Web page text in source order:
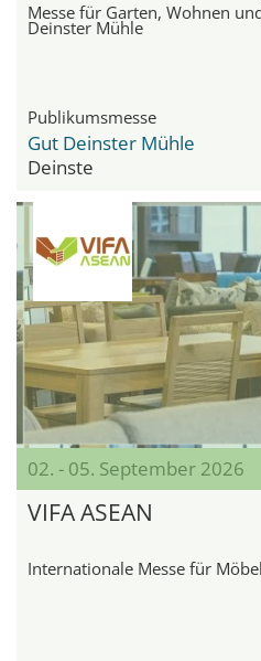
Messe für Garten, Wohnen
Deinster Mühle
Publikumsmesse
Gut Deinster Mühle
Deinste
02. - 05. September 2026
VIFA ASEAN
Internationale Messe für